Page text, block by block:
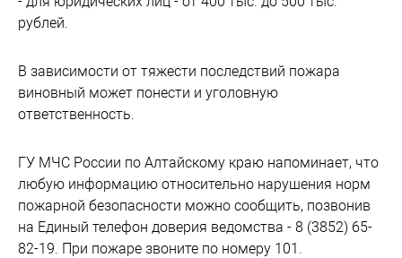
рублей.
В зависимости от тяжести последствий пожара
виновный может понести и уголовную
ответственность.
ГУ МЧС России по Алтайскому краю напоминает, что
любую информацию относительно нарушения норм
пожарной безопасности можно сообщить, позвонив
на Единый телефон доверия ведомства - 8 (3852) 65-
82-19. При пожаре звоните по номеру 101.